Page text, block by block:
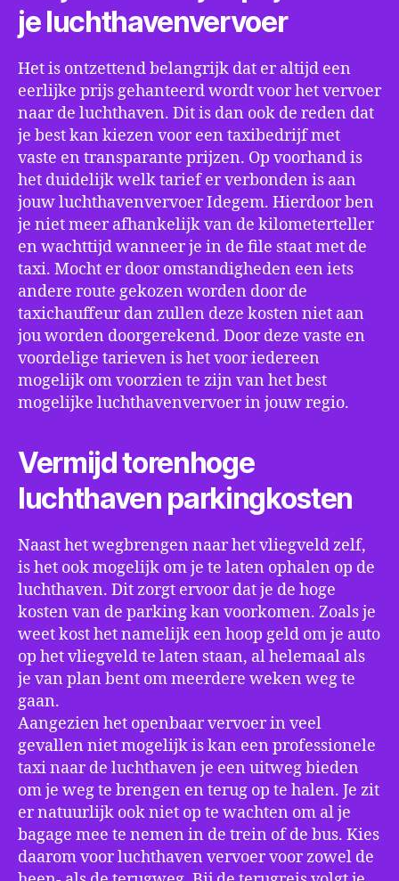
je luchthavenvervoer
Het is ontzettend belangrijk dat er altijd een
eerlijke prijs gehanteerd wordt voor het vervoer
naar de luchthaven. Dit is dan ook de reden dat
je best kan kiezen voor een taxibedrijf met
vaste en transparante prijzen. Op voorhand is
het duidelijk welk tarief er verbonden is aan
jouw luchthavenvervoer Idegem. Hierdoor ben
je niet meer afhankelijk van de kilometerteller
en wachttijd wanneer je in de file staat met de
taxi. Mocht er door omstandigheden een iets
andere route gekozen worden door de
taxichauffeur dan zullen deze kosten niet aan
jou worden doorgerekend. Door deze vaste en
voordelige tarieven is het voor iedereen
mogelijk om voorzien te zijn van het best
mogelijke luchthavenvervoer in jouw regio.
Vermijd torenhoge
luchthaven parkingkosten
Naast het wegbrengen naar het vliegveld zelf,
is het ook mogelijk om je te laten ophalen op de
luchthaven. Dit zorgt ervoor dat je de hoge
kosten van de parking kan voorkomen. Zoals je
weet kost het namelijk een hoop geld om je auto
op het vliegveld te laten staan, al helemaal als
je van plan bent om meerdere weken weg te
gaan.
Aangezien het openbaar vervoer in veel
gevallen niet mogelijk is kan een professionele
taxi naar de luchthaven je een uitweg bieden
om je weg te brengen en terug op te halen. Je zit
er natuurlijk ook niet op te wachten om al je
bagage mee te nemen in de trein of de bus. Kies
daarom voor luchthaven vervoer voor zowel de